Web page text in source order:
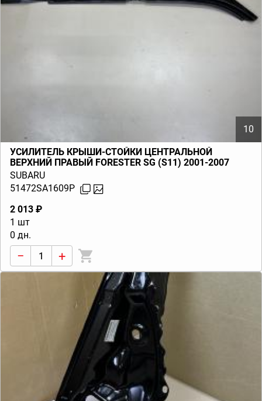
10
УСИЛИТЕЛЬ КРЫШИ-СТОЙКИ ЦЕНТРАЛЬНОЙ
ВЕРХНИЙ ПРАВЫЙ FORESTER SG (S11) 2001-2007
SUBARU
51472SA1609P
2 013 ₽
1 шт
0 дн.
− +